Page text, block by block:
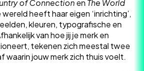
of Connectionen The World
wereld heeft haar eigen ‘inrichting’,
kleuren, typografische en
van hoe jij je merk en
tekenen zich meestal twee
waarin jouw merk zich thuis voelt.